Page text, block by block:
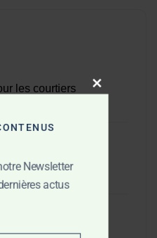
les courtiers
Hacking
Newsletter
actus